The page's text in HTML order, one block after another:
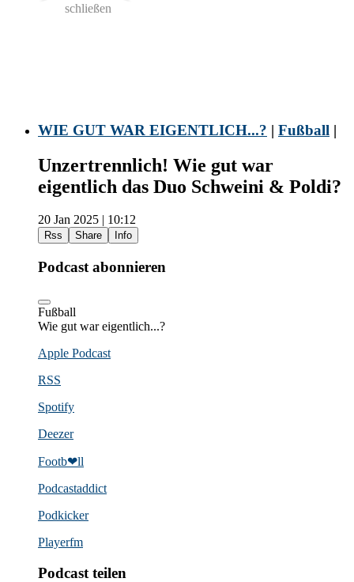
schließen
WIE GUT WAR EIGENTLICH...? | Fußball |
Unzertrennlich! Wie gut war
eigentlich das Duo Schweini & Poldi?
20 Jan 2025 | 10:12
Rss Share Info
Podcast abonnieren
Fußball
Wie gut war eigentlich...?
Apple Podcast
RSS
Spotify
Deezer
Footb❤ll
Podcast­addict
Podkicker
Playerfm
Podcast teilen